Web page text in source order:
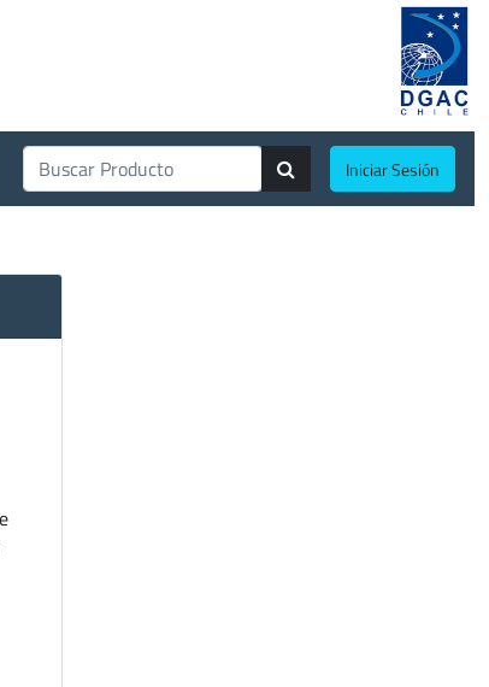
Iniciar Sesión